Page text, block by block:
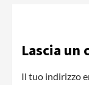
Lascia un
Il tuo indirizzo